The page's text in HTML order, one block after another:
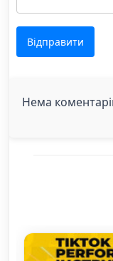
Відправити
Нема